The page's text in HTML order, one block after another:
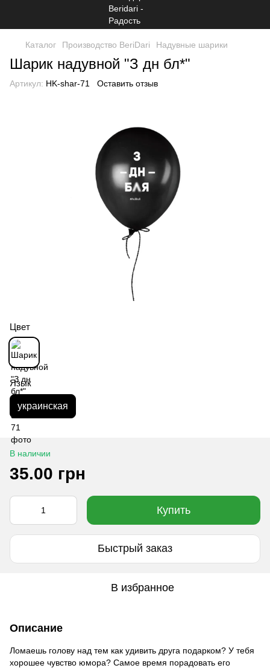
Каталог Производство BeriDari Надувные шарики
Шарик надувной "З дн бл*"
Артикул: HK-shar-71 Оставить отзыв
Цвет
Язык
украинская
В наличии
35.00 грн
Купить
Быстрый заказ
В избранное
Описание
Ломаешь голову над тем как удивить друга подарком? У тебя
хорошее чувство юмора? Самое время порадовать его